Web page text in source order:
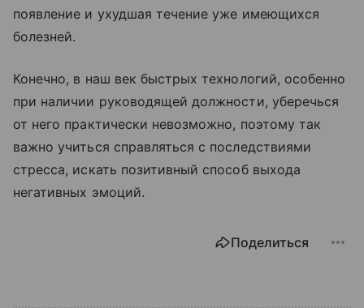
появление и ухудшая течение уже имеющихся
болезней.
Конечно, в наш век быстрых технологий, особенно
при наличии руководящей должности, уберечься
от него практически невозможно, поэтому так
важно учиться справляться с последствиями
стресса, искать позитивный способ выхода
негативных эмоций.
Поделиться